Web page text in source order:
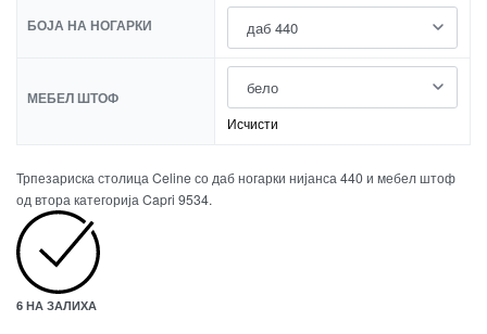
БОЈА НА НОГАРКИ
МЕБЕЛ ШТОФ
Исчисти
Трпезариска столица Celine со даб ногарки нијанса 440 и мебел штоф
од втора категорија Capri 9534.
6 НА ЗАЛИХА